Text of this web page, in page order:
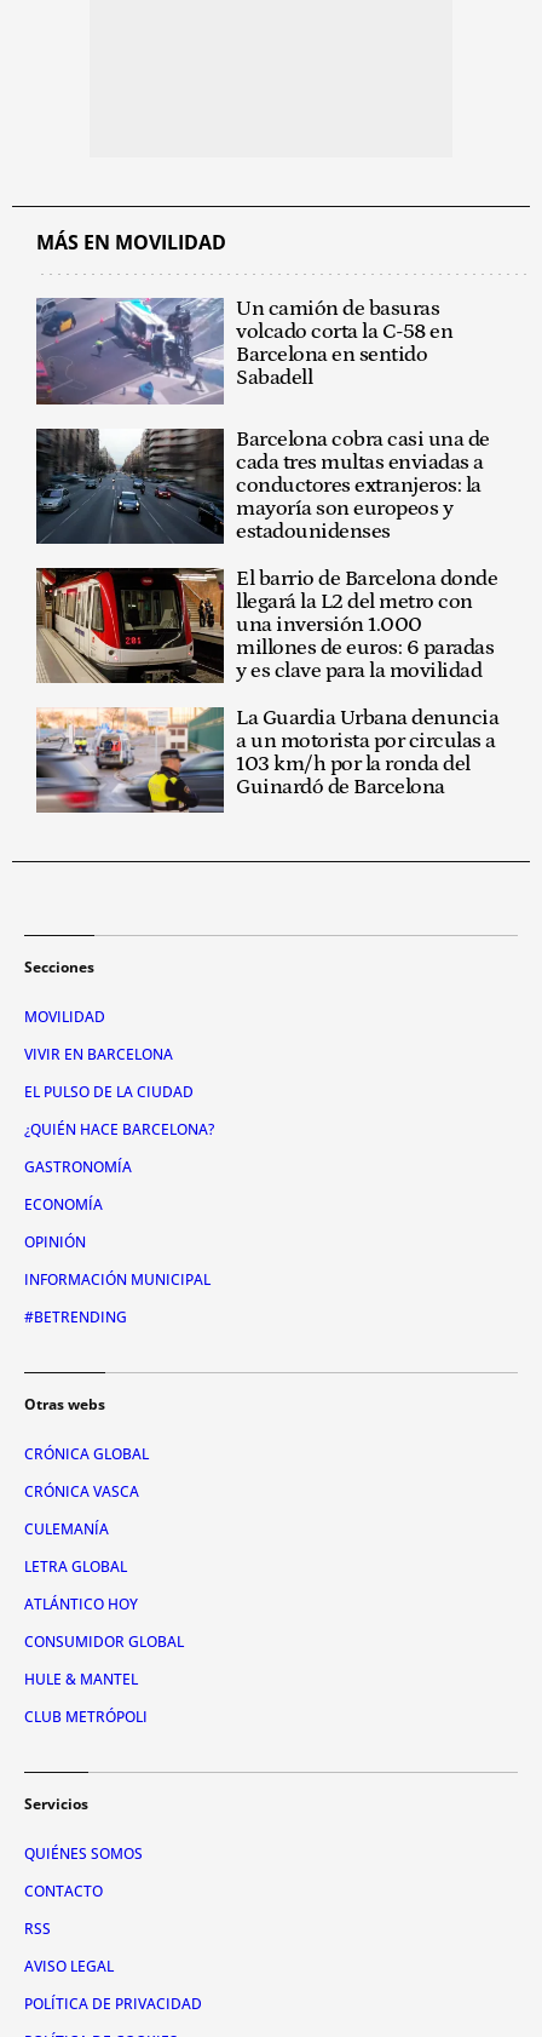
MÁS EN MOVILIDAD
Un camión de basuras
volcado corta la C-58 en
Barcelona en sentido
Sabadell
Barcelona cobra casi una de
cada tres multas enviadas a
conductores extranjeros: la
mayoría son europeos y
estadounidenses
El barrio de Barcelona donde
llegará la L2 del metro con
una inversión 1.000
millones de euros: 6 paradas
y es clave para la movilidad
La Guardia Urbana denuncia
a un motorista por circulas a
103 km/h por la ronda del
Guinardó de Barcelona
Secciones
MOVILIDAD
VIVIR EN BARCELONA
EL PULSO DE LA CIUDAD
¿QUIÉN HACE BARCELONA?
GASTRONOMÍA
ECONOMÍA
OPINIÓN
INFORMACIÓN MUNICIPAL
#BETRENDING
Otras webs
CRÓNICA GLOBAL
CRÓNICA VASCA
CULEMANÍA
LETRA GLOBAL
ATLÁNTICO HOY
CONSUMIDOR GLOBAL
HULE & MANTEL
CLUB METRÓPOLI
Servicios
QUIÉNES SOMOS
CONTACTO
RSS
AVISO LEGAL
POLÍTICA DE PRIVACIDAD